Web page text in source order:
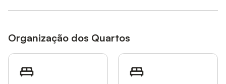
Organização dos Quartos